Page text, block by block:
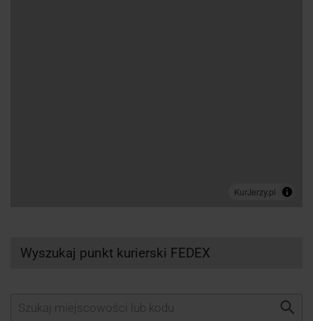
Wyszukaj punkt kurierski FEDEX